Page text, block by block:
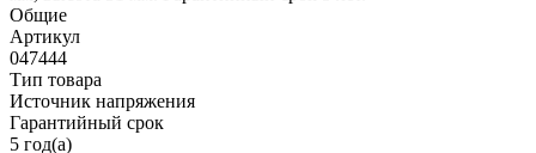
Общие
Артикул
047444
Тип товара
Источник напряжения
Гарантийный срок
5 год(а)